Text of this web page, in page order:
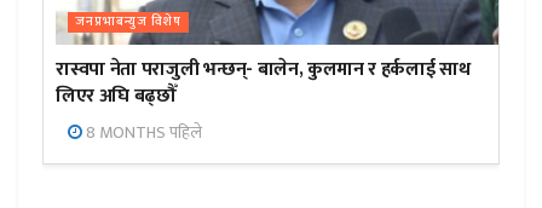
जनप्रभाबन्युज विशेष
रास्वपा नेता पराजुली भन्छन्- बालेन, कुलमान र हर्कलाई साथ
लिएर अघि बढ्छौँ
8 MONTHS पहिले